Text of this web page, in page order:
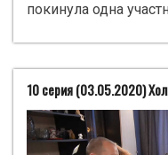
покинула одна
10 серия (03.05.2020)